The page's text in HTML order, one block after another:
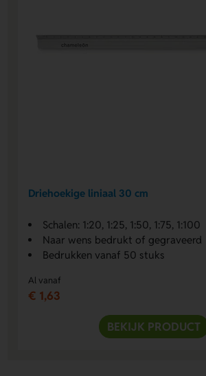
Driehoekige liniaal 30 cm
Schalen: 1:20, 1:25, 1:50, 1:75, 1:100
Naar wens bedrukt of gegraveerd
Bedrukken vanaf 50 stuks
Al vanaf
€ 1,63
BEKIJK PRODUCT